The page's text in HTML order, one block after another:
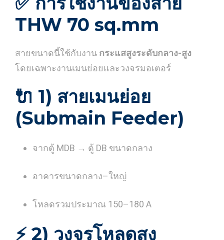
THW 70 sq.mm
สายขนาดนี้ใช้กับงาน กระแสสูงระดับกลาง-สูง
โดยเฉพาะงานเมนย่อยและวงจรมอเตอร์
🔌 1) สายเมนย่อย
(Submain Feeder)
จากตู้ MDB → ตู้ DB ขนาดกลาง
อาคารขนาดกลาง–ใหญ่
โหลดรวมประมาณ 150–180 A
⚡ 2) วงจรโหลดสูง